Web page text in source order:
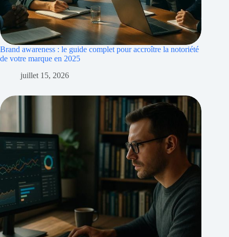
Brand awareness : le guide complet pour accroître la notoriété
de votre marque en 2025
juillet 15, 2026